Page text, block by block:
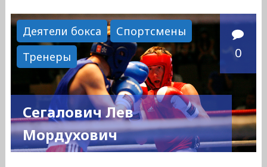
Васильевич"
Деятели бокса
Спортсмены
Тренеры
0
Сегалович Лев
Мордухович